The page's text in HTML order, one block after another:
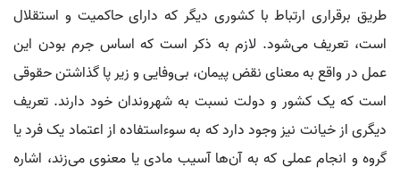
طریق برقراری ارتباط با کشوری دیگر که دارای حاکمیت و استقلال
است، تعریف می‌شود. لازم به ذکر است که اساس جرم بودن این
عمل در واقع به معنای نقض پیمان، بی‌وفایی و زیر پا گذاشتن حقوقی
است که یک کشور و دولت نسبت به شهروندان خود دارند. تعریف
دیگری از خیانت نیز وجود دارد که به سوءاستفاده از اعتماد یک فرد یا
گروه و انجام عملی که به آن‌ها آسیب مادی یا معنوی می‌زند، اشاره